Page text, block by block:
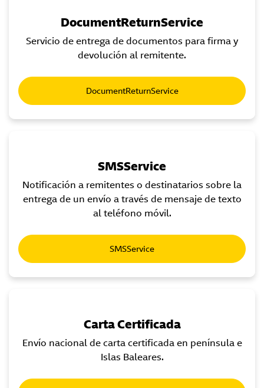
DocumentReturnService
Servicio de entrega de documentos para firma y
devolución al remitente.
DocumentReturnService
SMSService
Notificación a remitentes o destinatarios sobre la
entrega de un envío a través de mensaje de texto
al teléfono móvil.
SMSService
Carta Certificada
Envío nacional de carta certificada en península e
Islas Baleares.